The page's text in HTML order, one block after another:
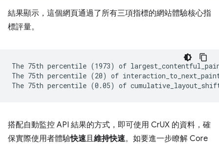
結果顯示，這個網頁通過了所有三項指標的網站體驗核心指
標評量。
The 75th percentile (1973) of
The 75th percentile (20) of
搭配自動監控 API 結果的方式，即可使用 CrUX 的資料，確
保實際使用者體驗快速且 維持快速。如要進一步瞭解 Core